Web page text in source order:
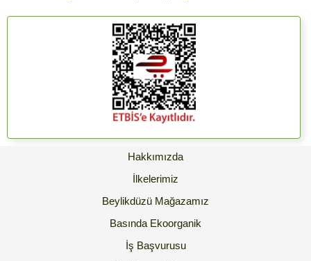
Hakkımızda
İlkelerimiz
Beylikdüzü Mağazamız
Basında Ekoorganik
İş Başvurusu